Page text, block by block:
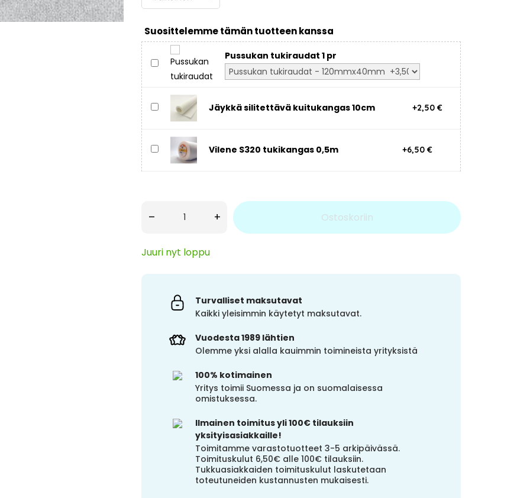
Suosittelemme tämän tuotteen kanssa
Pussukan tukiraudat 1 pr
Jäykkä silitettävä kuitukangas 10cm +2,50 €
Vilene S320 tukikangas 0,5m +6,50 €
– + Ostoskoriin
Juuri nyt loppu
Turvalliset maksutavat
Kaikki yleisimmin käytetyt maksutavat.
Vuodesta 1989 lähtien
Olemme yksi alalla kauimmin toimineista yrityksistä
100% kotimainen
Yritys toimii Suomessa ja on suomalaisessa
omistuksessa.
Ilmainen toimitus yli 100€ tilauksiin
yksityisasiakkaille!
Toimitamme varastotuotteet 3-5 arkipäivässä.
Toimituskulut 6,50€ alle 100€ tilauksiin.
Tukkuasiakkaiden toimituskulut laskutetaan
toteutuneiden kustannusten mukaisesti.